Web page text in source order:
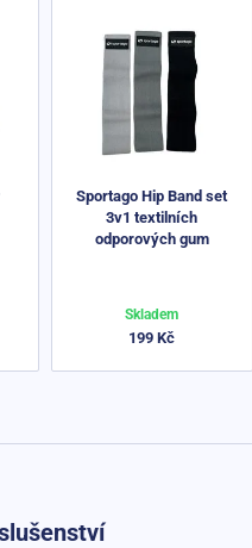
Sportago Hip Band set
3v1 textilních
odporových gum
199 Kč
Skladem